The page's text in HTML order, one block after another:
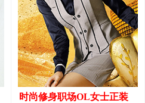
时尚修身职场OL女士正装